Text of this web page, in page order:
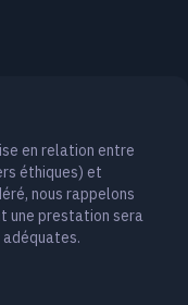
en relation entre
éthiques) et
nous rappelons
une prestation sera